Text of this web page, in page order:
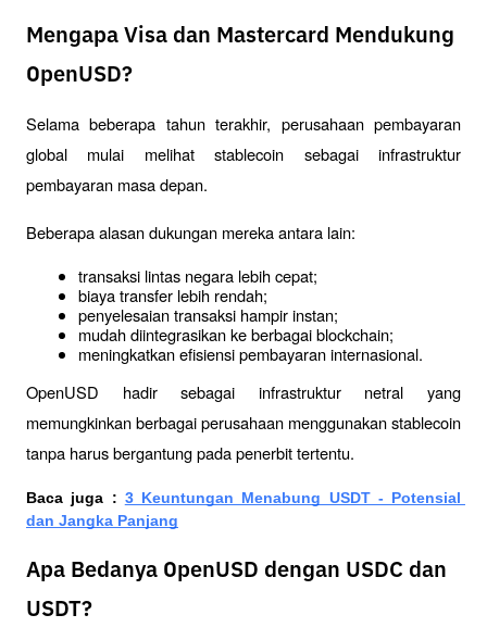
Mengapa Visa dan Mastercard Mendukung
OpenUSD?
Selama beberapa tahun terakhir, perusahaan pembayaran
global mulai melihat stablecoin sebagai infrastruktur
pembayaran masa depan.
Beberapa alasan dukungan mereka antara lain:
transaksi lintas negara lebih cepat;
biaya transfer lebih rendah;
penyelesaian transaksi hampir instan;
mudah diintegrasikan ke berbagai blockchain;
meningkatkan efisiensi pembayaran internasional.
OpenUSD hadir sebagai infrastruktur netral yang
memungkinkan berbagai perusahaan menggunakan stablecoin
tanpa harus bergantung pada penerbit tertentu.
Baca juga : 3 Keuntungan Menabung USDT - Potensial
dan Jangka Panjang
Apa Bedanya OpenUSD dengan USDC dan
USDT?